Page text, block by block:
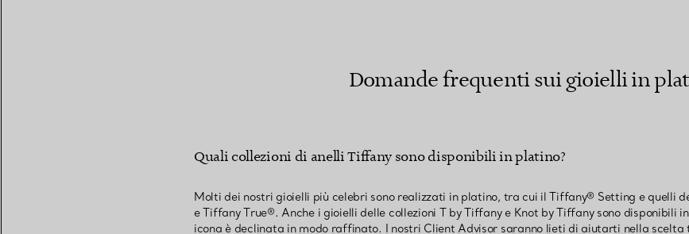
Domande frequenti sui gioielli in
Quali collezioni di anelli Tiffany sono disponibili in platino?
Molti dei nostri gioielli più celebri sono realizzati in platino, tra cui il Tiffany® Setting e quelli
e Tiffany True®. Anche i gioielli delle collezioni T by Tiffany e Knot by Tiffany sono disponibili
icona è declinata in modo raffinato. I nostri Client Advisor saranno lieti di aiutarti nella scelta